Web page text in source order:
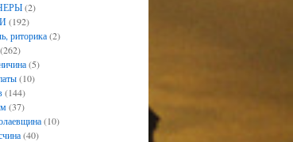
(2)
(192)
риторика(2)
(5)
(10)
(144)
(37)
(10)
(40)